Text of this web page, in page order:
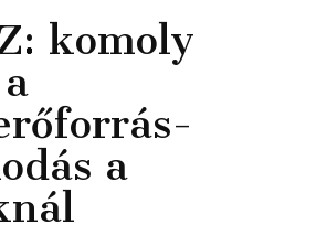
komoly
a